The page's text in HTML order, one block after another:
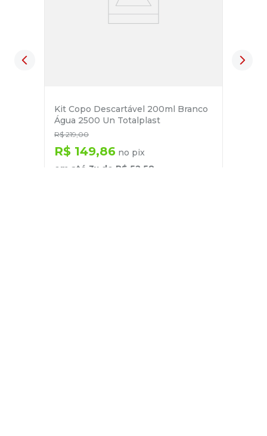
Kit Copo Descartável 200ml Branco
Água 2500 Un Totalplast
R$ 219,00
R$ 149,86 no pix
em até 3x de R$ 52 58